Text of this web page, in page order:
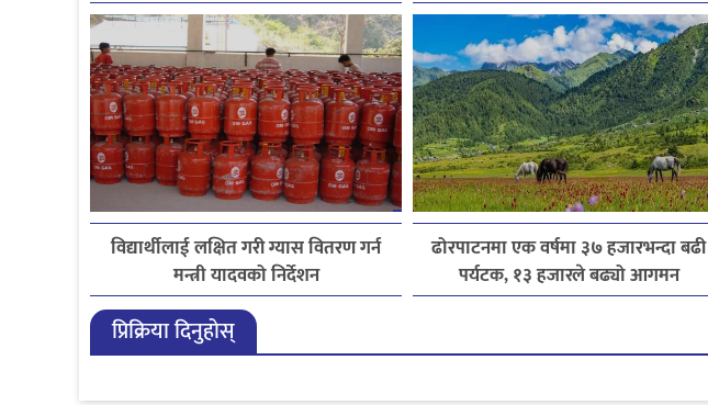
विद्यार्थीलाई लक्षित गरी ग्यास वितरण गर्न
मन्त्री यादवको निर्देशन
ढोरपाटनमा एक वर्षमा ३७ हजारभन्दा बढी
पर्यटक, १३ हजारले बढ्यो आगमन
प्रिक्रिया दिनुहोस्